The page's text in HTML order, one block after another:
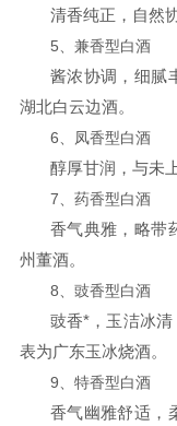
清香纯正，自然
5、兼香型白酒
酱浓协调，细腻
湖北白云边酒。
6、凤香型白酒
醇厚甘润，与未
7、药香型白酒
香气典雅，略带
州董酒。
8、豉香型白酒
豉香*，玉洁冰
表为广东玉冰烧酒。
9、特香型白酒
香气幽雅舒适，